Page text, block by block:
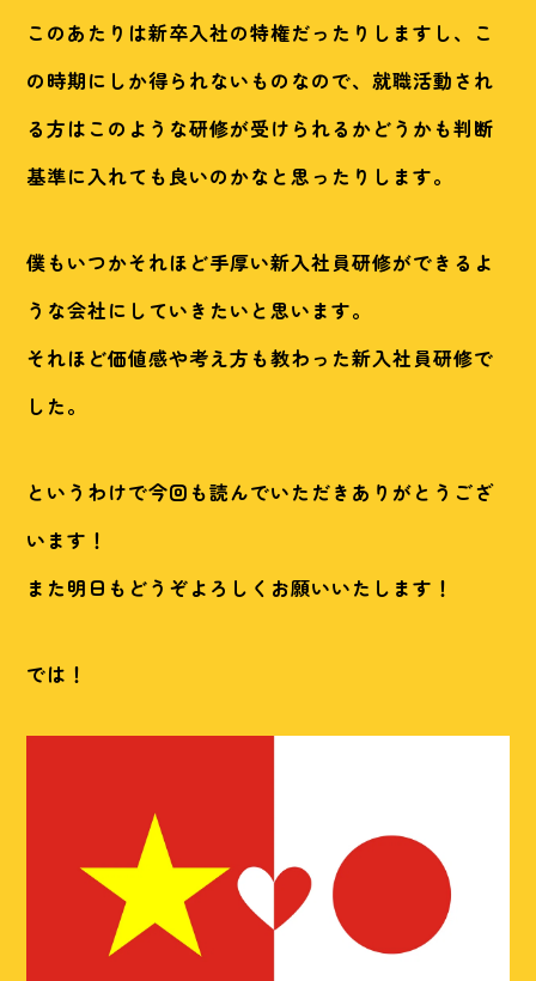
このあたりは新卒入社の特権だったりしますし、こ
の時期にしか得られないものなので、就職活動され
る方はこのような研修が受けられるかどうかも判断
基準に入れても良いのかなと思ったりします。
僕もいつかそれほど手厚い新入社員研修ができるよ
うな会社にしていきたいと思います。
それほど価値感や考え方も教わった新入社員研修で
した。
というわけで今回も読んでいただきありがとうござ
います！
また明日もどうぞよろしくお願いいたします！
では！